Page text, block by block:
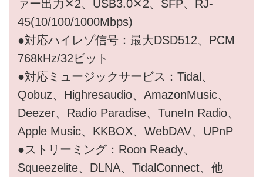
ァー出力✕2、USB3.0✕2、SFP、RJ-
45(10/100/1000Mbps)
●対応ハイレゾ信号：最大DSD512、PCM
768kHz/32ビット
●対応ミュージックサービス：Tidal、
Qobuz、Highresaudio、AmazonMusic、
Deezer、Radio Paradise、TuneIn Radio、
Apple Music、KKBOX、WebDAV、UPnP
●ストリーミング：Roon Ready、
Squeezelite、DLNA、TidalConnect、他